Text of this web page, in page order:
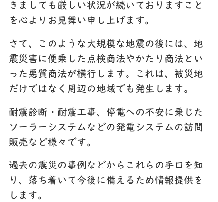
きましても厳しい状況が続いておりますこと
を心よりお見舞い申し上げます。
さて、このような大規模な地震の後には、地
震災害に便乗した点検商法やかたり商法とい
った悪質商法が横行します。これは、被災地
だけではなく周辺の地域でも発生します。
耐震診断・耐震工事、停電への不安に乗じた
ソーラーシステムなどの発電システムの訪問
販売など様々です。
過去の震災の事例などからこれらの手口を知
り、落ち着いて今後に備えるため情報提供を
します。